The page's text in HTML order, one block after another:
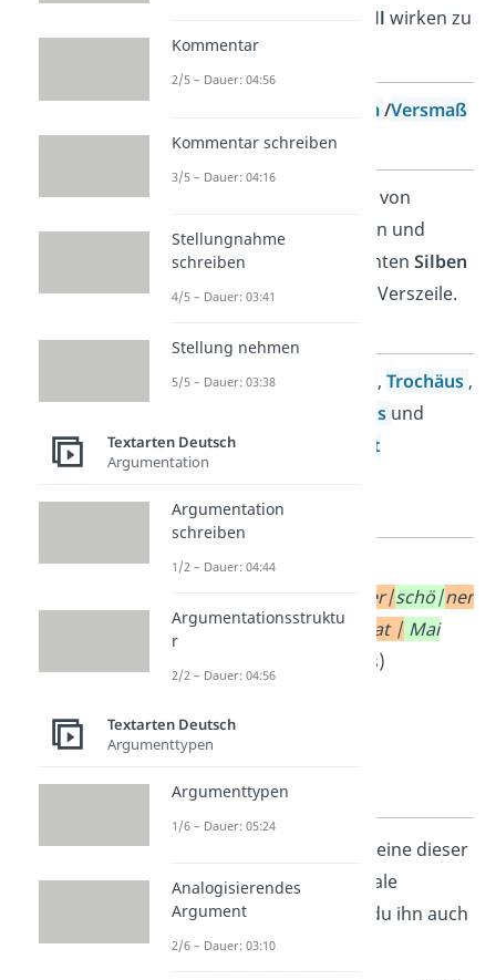
kunstvoll wirken zu
lassen.
Metrum/Versmaß
Abfolge von
betonten und
unbetonten Silben
in einer Verszeile.
Arten , Trochäus ,
Daktylus und
Anapäst
Beispiel
der|schö|nen
|Mo| nat | Mai
(Jambus)
Wenn ein Vers keine dieser
hier genannten Merkmale
aufweist, dann nennst du ihn auch
einen „freien Vers
Kommentar
2/5 – Dauer: 04:56
Kommentar schreiben
3/5 – Dauer: 04:16
Stellungnahme
schreiben
4/5 – Dauer: 03:41
Stellung nehmen
5/5 – Dauer: 03:38
Textarten Deutsch
Argumentation
Argumentation
schreiben
1/2 – Dauer: 04:44
Argumentationsstruktu
r
2/2 – Dauer: 04:56
Textarten Deutsch
Argumenttypen
Argumenttypen
1/6 – Dauer: 05:24
Analogisierendes
Argument
2/6 – Dauer: 03:10